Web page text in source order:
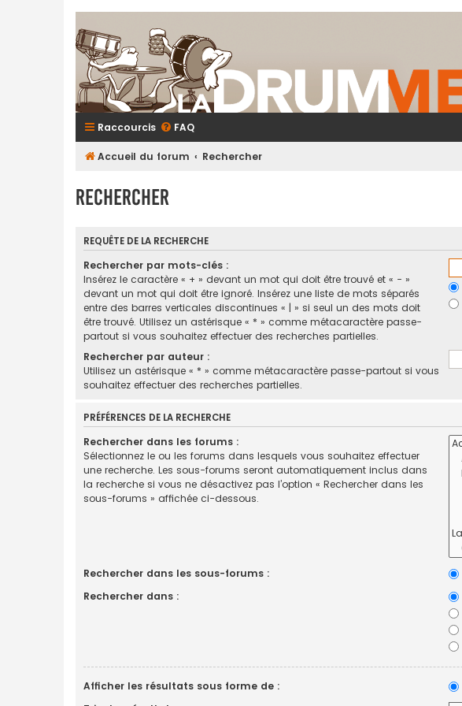
Raccourcis FAQ
Accueil du forum Rechercher
Rechercher
REQUÊTE DE LA RECHERCHE
Rechercher par mots-clés :
Insérez le caractère « + » devant un mot qui doit être trouvé et « - »
devant un mot qui doit être ignoré. Insérez une liste de mots séparés
entre des barres verticales discontinues « | » si seul un des mots doit
être trouvé. Utilisez un astérisque « * » comme métacaractère passe-
partout si vous souhaitez effectuer des recherches partielles.
Rechercher par auteur :
Utilisez un astérisque « * » comme métacaractère passe-partout si vous
souhaitez effectuer des recherches partielles.
PRÉFÉRENCES DE LA RECHERCHE
Rechercher dans les forums :
Sélectionnez le ou les forums dans lesquels vous souhaitez effectuer
une recherche. Les sous-forums seront automatiquement inclus dans
la recherche si vous ne désactivez pas l’option « Rechercher dans les
sous-forums » affichée ci-dessous.
Rechercher dans les sous-forums :
Rechercher dans :
Afficher les résultats sous forme de :